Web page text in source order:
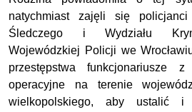
natychmiast zajęli się
Śledczego i Wydziału
Wojewódzkiej Policji we
przestępstwa funkcjonariusze z
operacyjne na terenie
wielkopolskiego, aby ustalić i